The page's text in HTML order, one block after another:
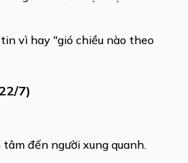
vì hay "gió chiều nào theo
7)
đến người xung quanh.